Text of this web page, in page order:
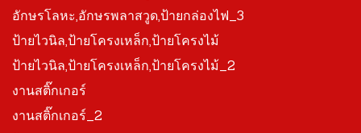
อักษรโลหะ,อักษรพลาสวูด,ป้ายกล่องไฟ_3
ป้ายไวนิล,ป้ายโครงเหล็ก,ป้ายโครงไม้
ป้ายไวนิล,ป้ายโครงเหล็ก,ป้ายโครงไม้_2
งานสติ๊กเกอร์
งานสติ๊กเกอร์_2